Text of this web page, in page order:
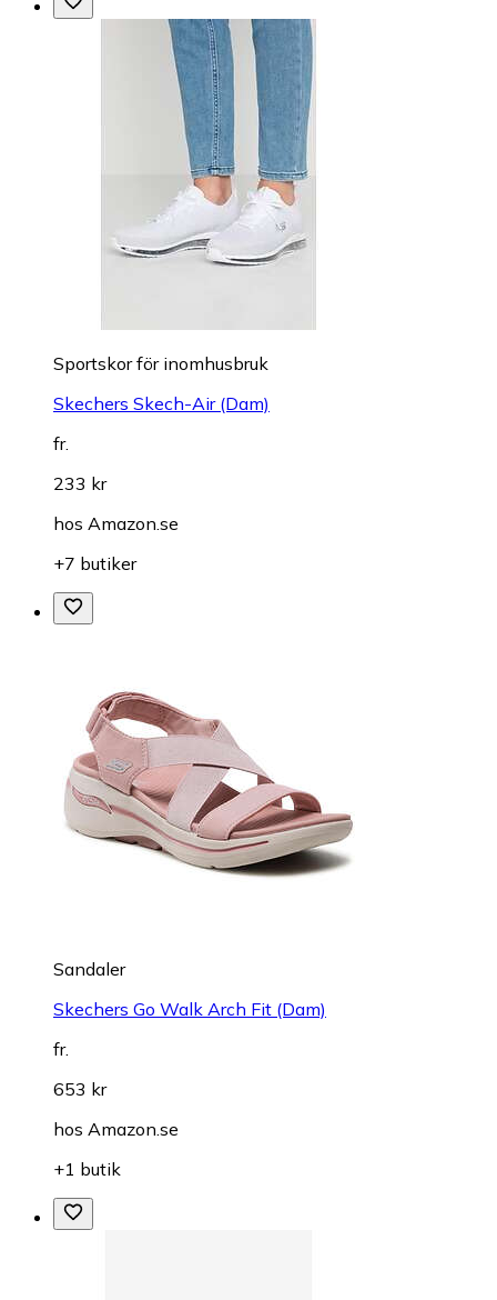
Sportskor för inomhusbruk
Skechers Skech-Air (Dam)
fr.
233 kr
hos Amazon.se
+7 butiker
Sandaler
Skechers Go Walk Arch Fit (Dam)
fr.
653 kr
hos Amazon.se
+1 butik